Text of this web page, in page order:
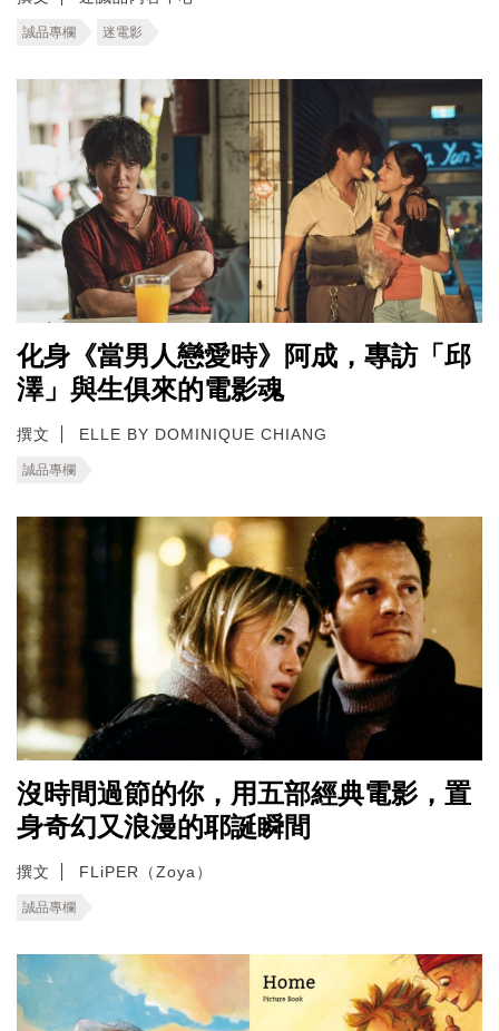
誠品專欄 迷電影
化身《當男人戀愛時》阿成，專訪「邱
澤」與生俱來的電影魂
撰文 ELLE BY DOMINIQUE CHIANG
誠品專欄
沒時間過節的你，用五部經典電影，置
身奇幻又浪漫的耶誕瞬間
撰文 FLiPER（Zoya）
誠品專欄